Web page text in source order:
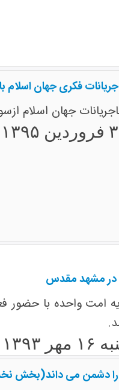
فکری جهان اسلام
جهان اسلام
در مشهد مقدس
امت واحده با حضور
۱۳۹۳
را دشمن می داند(بخش